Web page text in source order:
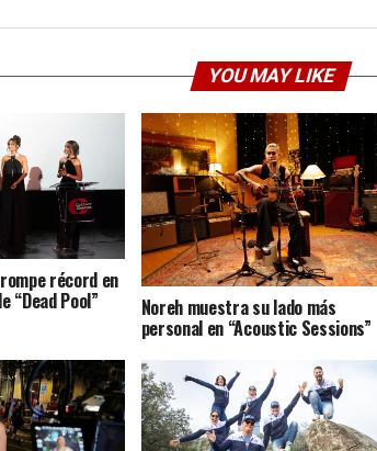
YOU MAY LIKE
récord en
“Dead Pool” Noreh muestra su lado más
personal en “Acoustic Sessions”